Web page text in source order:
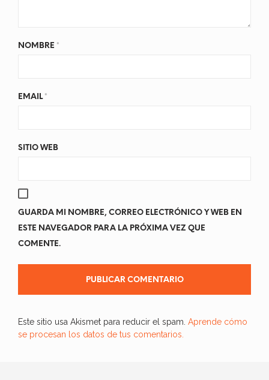
NOMBRE *
EMAIL *
SITIO WEB
GUARDA MI NOMBRE, CORREO ELECTRÓNICO Y WEB EN
ESTE NAVEGADOR PARA LA PRÓXIMA VEZ QUE
COMENTE.
Este sitio usa Akismet para reducir el spam. Aprende cómo
se procesan los datos de tus comentarios.